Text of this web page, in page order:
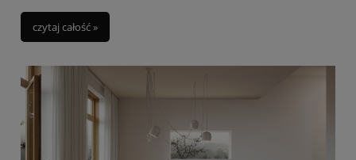
czytaj całość »